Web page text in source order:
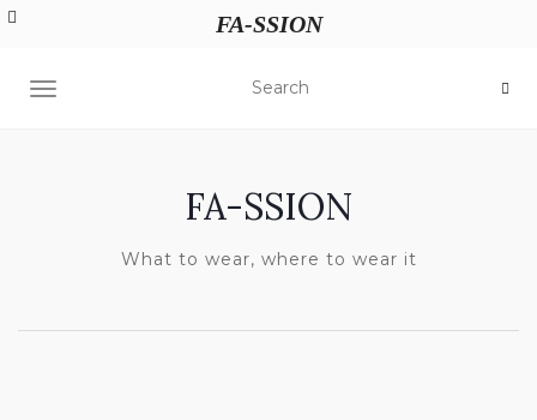
TOGGLE NAVIGATION
FA-SSION
What to wear, where to wear it
FA-SSION